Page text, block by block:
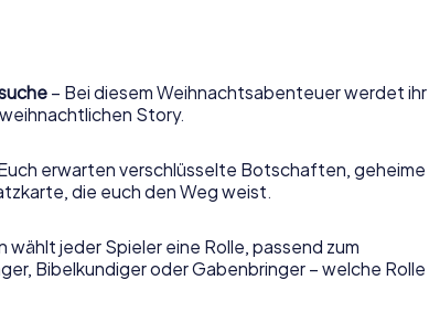
– Bei diesem Weihnachtsabenteuer werdet ihr
Story.
erwarten verschlüsselte Botschaften, geheime
die euch den Weg weist.
wählt jeder Spieler eine Rolle, passend zum
Bibelkundiger oder Gabenbringer – welche Rolle